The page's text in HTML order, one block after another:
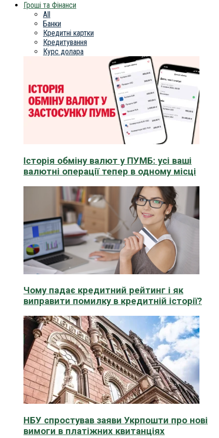
Гроші та Фінанси
All
Банки
Кредитні картки
Кредитування
Курс долара
Історія обміну валют у ПУМБ: усі ваші
валютні операції тепер в одному місці
Чому падає кредитний рейтинг і як
виправити помилку в кредитній історії?
НБУ спростував заяви Укрпошти про нові
вимоги в платіжних квитанціях